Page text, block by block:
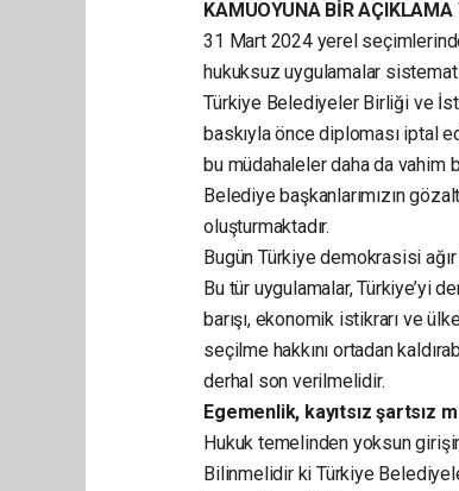
KAMUOYUNA BİR AÇIKLAMA
31 Mart 2024 yerel
hukuksuz uygulamalar
Türkiye Belediyeler Birliği ve
baskıyla önce diploması iptal
bu müdahaleler daha da vahim
Belediye başkanlarımızın
oluşturmaktadır.
Bugün Türkiye demokrasisi ağır
Bu tür uygulamalar, Türkiye’yi
barışı, ekonomik istikrarı ve
seçilme hakkını ortadan
derhal son verilmelidir.
Egemenlik, kayıtsız şartsız
Hukuk temelinden yoksun
Bilinmelidir ki Türkiye